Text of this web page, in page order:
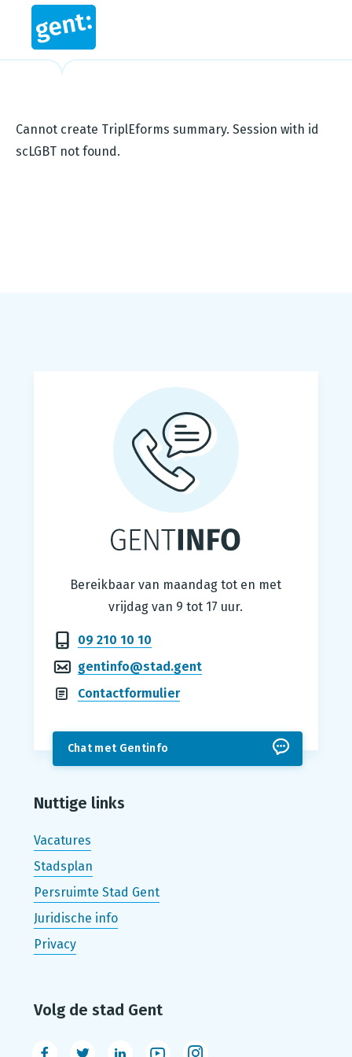
Cannot create TriplEforms summary. Session with id
scLGBT not found.
Gentinfo
Bereikbaar van maandag tot en met
vrijdag van 9 tot 17 uur.
09 210 10 10
gentinfo@stad.gent
Contactformulier
Chat met Gentinfo
Nuttige links
Vacatures
Stadsplan
Persruimte Stad Gent
Juridische info
Privacy
Volg de stad Gent